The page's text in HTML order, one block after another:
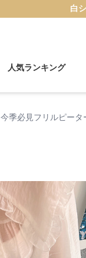
白
人気ランキング
今季必見フリルピー